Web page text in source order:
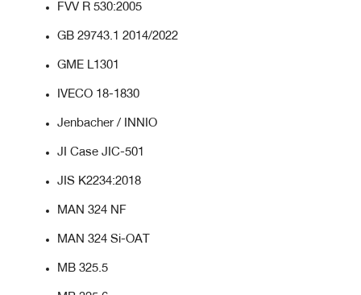
FVV R 530:2005
GB 29743.1 2014/2022
GME L1301
IVECO 18-1830
Jenbacher / INNIO
JI Case JIC-501
JIS K2234:2018
MAN 324 NF
MAN 324 Si-OAT
MB 325.5